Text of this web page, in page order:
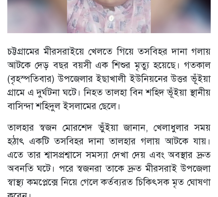
চট্টগ্রামের মীরসরাইয়ে খেলতে গিয়ে তসবিহর দানা গলায়
আটকে দেড় বছর বয়সী এক শিশুর মৃত্যু হয়েছে। গতকাল
(বৃহস্পতিবার) উপজেলার ইছাখালী ইউনিয়নের উত্তর ভূঁইয়া
গ্রামে এ দুর্ঘটনা ঘটে। নিহত তালহা বিন শহিদ ভূঁইয়া স্থানীয়
বাসিন্দা শহিদুল ইসলামের ছেলে।
তালহার স্বজন মোরশেদ ভুঁইয়া জানান, খেলাধুলার সময়
হঠাৎ একটি তসবিহর দানা তালহার গলায় আটকে যায়।
এতে তার শ্বাসপ্রশ্বাসে সমস্যা দেখা দেয় এবং অবস্থার দ্রুত
অবনতি ঘটে। পরে স্বজনরা তাকে দ্রুত মীরসরাই উপজেলা
স্বাস্থ্য কমপ্লেক্সে নিয়ে গেলে কর্তব্যরত চিকিৎসক মৃত ঘোষণা